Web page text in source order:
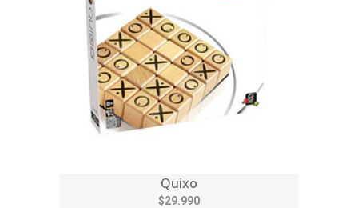
Quixo
$29.990